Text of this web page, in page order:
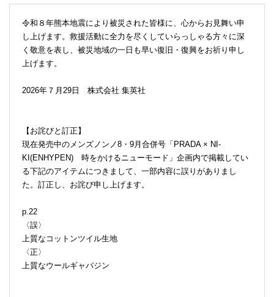
令和８年熊本地震により被災された皆様に、心からお見舞い申
し上げます。救援活動に全力を尽くしていらっしゃる方々に深
く敬意を表し、被災地域の一日も早い復旧・復興をお祈り申し
上げます。
2026年７月29日 株式会社 集英社
【お詫びと訂正】
現在発売中のメンズノンノ8・9月合併号「PRADA × NI-
KI(ENHYPEN) 時をかけるニューモード」企画内で掲載してい
る下記のアイテムにつきまして、一部内容に誤りがありまし
た。訂正し、お詫び申し上げます。
p.22
〈誤〉
上質なコットンツイル生地
〈正〉
上質なウールギャバジン